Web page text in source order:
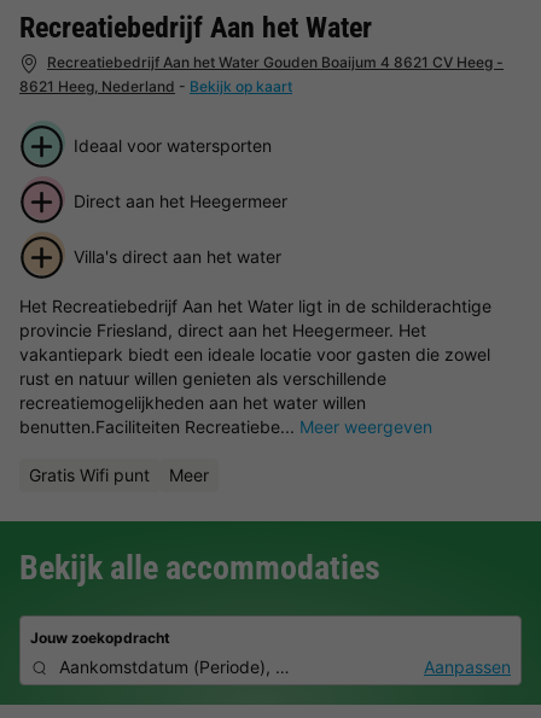
Recreatiebedrijf Aan het Water
Recreatiebedrijf Aan het Water Gouden Boaijum 4 8621 CV Heeg -
8621 Heeg, Nederland - Bekijk op kaart
Ideaal voor watersporten
Direct aan het Heegermeer
Villa's direct aan het water
Het Recreatiebedrijf Aan het Water ligt in de schilderachtige
provincie Friesland, direct aan het Heegermeer. Het
vakantiepark biedt een ideale locatie voor gasten die zowel
rust en natuur willen genieten als verschillende
recreatiemogelijkheden aan het water willen
benutten.Faciliteiten Recreatiebe... Meer weergeven
Gratis Wifi punt Meer
Bekijk alle accommodaties
Jouw zoekopdracht
Aankomstdatum (Periode), 2 deelnemers, 0 huisdierAanpassen